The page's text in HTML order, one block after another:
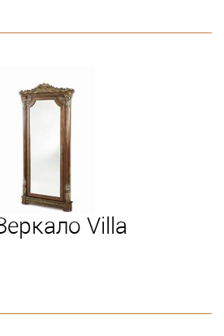
Villa